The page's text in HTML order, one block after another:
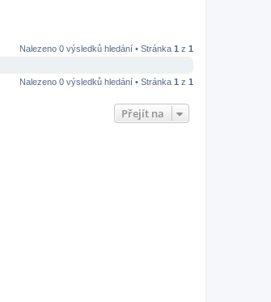
Nalezeno 0 výsledků hledání • Stránka 1 z 1
Nalezeno 0 výsledků hledání • Stránka 1 z 1
Přejít na